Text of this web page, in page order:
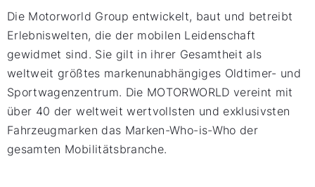
Die Motorworld Group entwickelt, baut und betreibt
Erlebniswelten, die der mobilen Leidenschaft
gewidmet sind. Sie gilt in ihrer Gesamtheit als
weltweit größtes markenunabhängiges Oldtimer- und
Sportwagenzentrum. Die MOTORWORLD vereint mit
über 40 der weltweit wertvollsten und exklusivsten
Fahrzeugmarken das Marken-Who-is-Who der
gesamten Mobilitätsbranche.